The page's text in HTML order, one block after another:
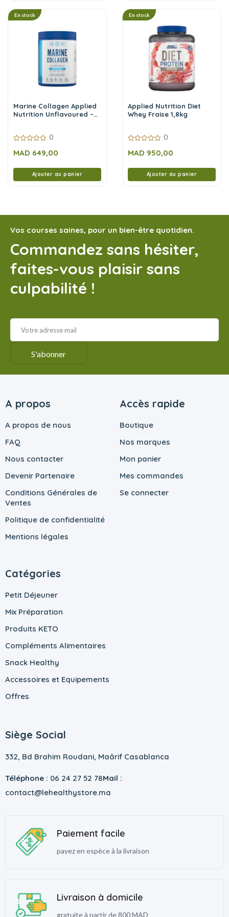
En stock
Marine Collagen Applied
Nutrition Unflavoured –
sur
0
MAD 649,00
Ajouter au panier
En stock
Applied Nutrition Diet
Whey Fraise 1,8kg
sur
0
MAD 950,00
Ajouter au panier
Vos courses saines, pour un bien-être quotidien.
Commandez sans hésiter,
faites-vous plaisir sans
culpabilité !
A propos
A propos de nous
FAQ
Nous contacter
Devenir Partenaire
Conditions Générales de
Ventes
Politique de confidentialité
Mentions légales
Accès rapide
Boutique
Nos marques
Mon panier
Mes commandes
Se connecter
Catégories
Petit Déjeuner
Mix Préparation
Produits KETO
Compléments Alimentaires
Snack Healthy
Accessoires et Equipements
Offres
Siège Social
332, Bd Brahim Roudani, Maârif Casablanca
Téléphone : 06 24 27 52 78Mail :
contact@lehealthystore.ma
Paiement facile
payez en espèce à la livraison
Livraison à domicile
gratuite à partir de 800 MAD